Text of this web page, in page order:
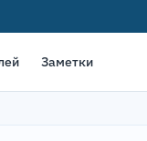
Заметки